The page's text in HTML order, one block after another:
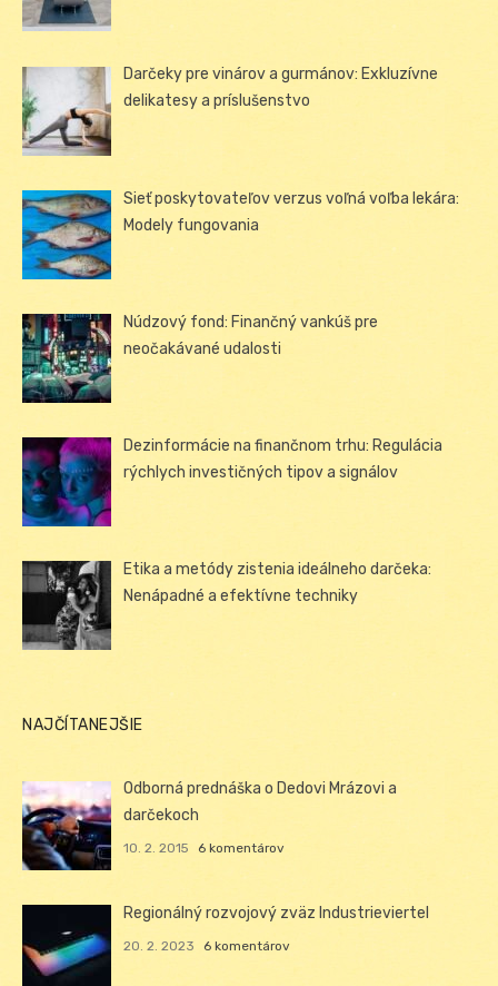
Darčeky pre vinárov a gurmánov: Exkluzívne
delikatesy a príslušenstvo
Sieť poskytovateľov verzus voľná voľba lekára:
Modely fungovania
Núdzový fond: Finančný vankúš pre
neočakávané udalosti
Dezinformácie na finančnom trhu: Regulácia
rýchlych investičných tipov a signálov
Etika a metódy zistenia ideálneho darčeka:
Nenápadné a efektívne techniky
NAJČÍTANEJŠIE
Odborná prednáška o Dedovi Mrázovi a
darčekoch
10. 2. 2015 6 komentárov
Regionálný rozvojový zväz Industrieviertel
20. 2. 2023 6 komentárov